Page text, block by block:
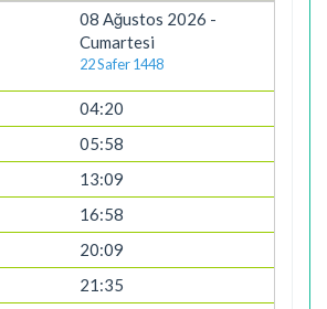
08 Ağustos 2026 -
Cumartesi
22 Safer 1448
04:20
05:58
13:09
16:58
20:09
21:35